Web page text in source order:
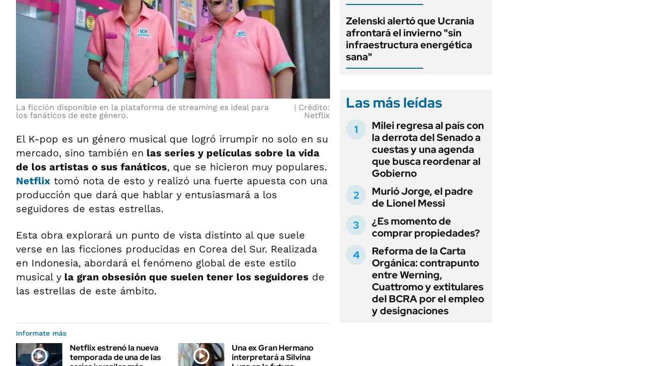
La ficción disponible en la plataforma de streaming es ideal para
los fanáticos de este género.
Crédito:
Netflix
El K-pop es un género musical que logró irrumpir no solo en su
mercado, sino también en las series y películas sobre la vida
de los artistas o sus fanáticos, que se hicieron muy populares.
Netflix tomó nota de esto y realizó una fuerte apuesta con una
producción que dará que hablar y entusiasmará a los
seguidores de estas estrellas.
Esta obra explorará un punto de vista distinto al que suele
verse en las ficciones producidas en Corea del Sur. Realizada
en Indonesia, abordará el fenómeno global de este estilo
musical y la gran obsesión que suelen tener los seguidores de
las estrellas de este ámbito.
Informate más
Netflix estrenó la nueva
temporada de una de las
Una ex Gran Hermano
interpretará a Silvina
Zelenski alertó que Ucrania
afrontará el invierno "sin
infraestructura energética
sana"
Las más leídas
Milei regresa al país con
la derrota del Senado a
cuestas y una agenda
que busca reordenar al
Gobierno
Murió Jorge, el padre
de Lionel Messi
¿Es momento de
comprar propiedades?
Reforma de la Carta
Orgánica: contrapunto
entre Werning,
Cuattromo y extitulares
del BCRA por el empleo
y designaciones